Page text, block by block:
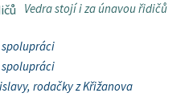
Vedra stojí i za únavou řidičů
rodačky z Křižanova